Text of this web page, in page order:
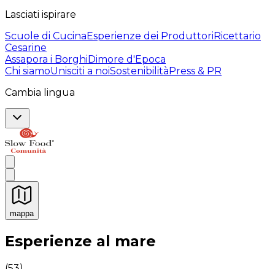
Lasciati ispirare
Scuole di CucinaEsperienze dei ProduttoriRicettario
Cesarine
Assapora i BorghiDimore d'Epoca
Chi siamoUnisciti a noiSostenibilitàPress & PR
Cambia lingua
mappa
Esperienze culinarie indimenticabili: Esperienze
Esperienze al mare